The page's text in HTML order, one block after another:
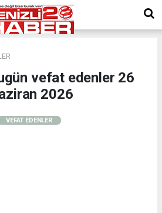
vefat edenler 26
2026
VEFAT EDENLER